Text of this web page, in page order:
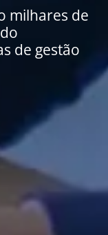
milhares de
de gestão